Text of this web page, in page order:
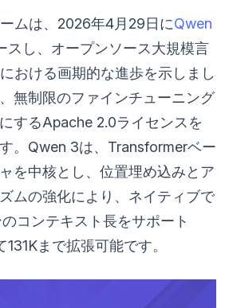
ムは、2026年4月29日にQwen
スし、オープンソース大規模言
おける画期的な進歩を示しまし
無制限のファインチューニング
するApache 2.0ライセンスを
。Qwen 3は、Transformerベー
を中核とし、位置埋め込みとア
ムの強化により、ネイティブで
コンテキスト長をサポート
まで拡張可能です。